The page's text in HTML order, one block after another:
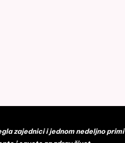
zajednici i jednom nedeljno primi